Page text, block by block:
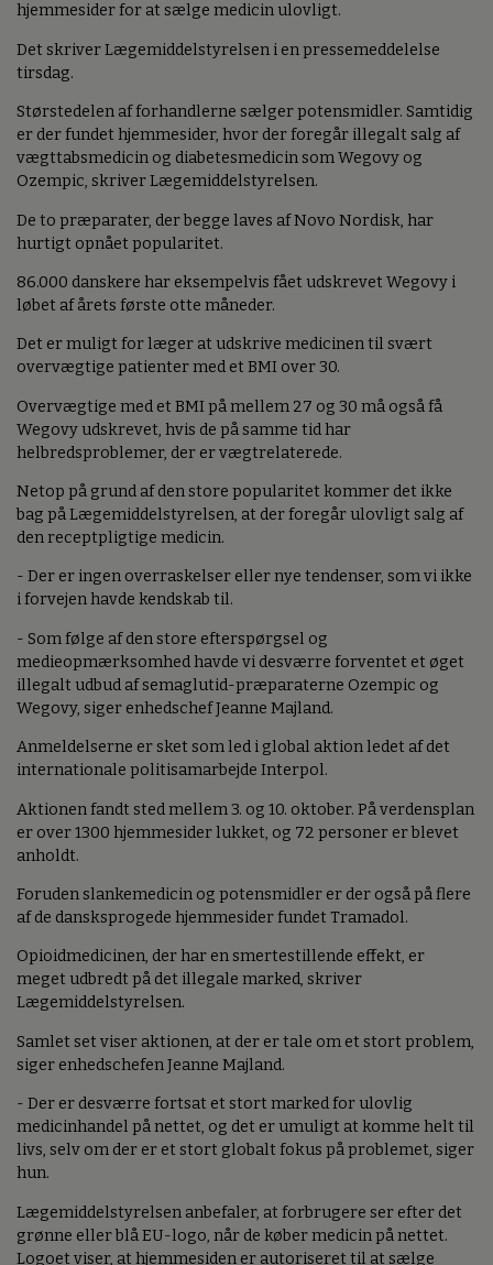
hjemmesider for at sælge medicin ulovligt.
Det skriver Lægemiddelstyrelsen i en pressemeddelelse
tirsdag.
Størstedelen af forhandlerne sælger potensmidler. Samtidig
er der fundet hjemmesider, hvor der foregår illegalt salg af
vægttabsmedicin og diabetesmedicin som Wegovy og
Ozempic, skriver Lægemiddelstyrelsen.
De to præparater, der begge laves af Novo Nordisk, har
hurtigt opnået popularitet.
86.000 danskere har eksempelvis fået udskrevet Wegovy i
løbet af årets første otte måneder.
Det er muligt for læger at udskrive medicinen til svært
overvægtige patienter med et BMI over 30.
Overvægtige med et BMI på mellem 27 og 30 må også få
Wegovy udskrevet, hvis de på samme tid har
helbredsproblemer, der er vægtrelaterede.
Netop på grund af den store popularitet kommer det ikke
bag på Lægemiddelstyrelsen, at der foregår ulovligt salg af
den receptpligtige medicin.
- Der er ingen overraskelser eller nye tendenser, som vi ikke
i forvejen havde kendskab til.
- Som følge af den store efterspørgsel og
medieopmærksomhed havde vi desværre forventet et øget
illegalt udbud af semaglutid-præparaterne Ozempic og
Wegovy, siger enhedschef Jeanne Majland.
Anmeldelserne er sket som led i global aktion ledet af det
internationale politisamarbejde Interpol.
Aktionen fandt sted mellem 3. og 10. oktober. På verdensplan
er over 1300 hjemmesider lukket, og 72 personer er blevet
anholdt.
Foruden slankemedicin og potensmidler er der også på flere
af de dansksprogede hjemmesider fundet Tramadol.
Opioidmedicinen, der har en smertestillende effekt, er
meget udbredt på det illegale marked, skriver
Lægemiddelstyrelsen.
Samlet set viser aktionen, at der er tale om et stort problem,
siger enhedschefen Jeanne Majland.
- Der er desværre fortsat et stort marked for ulovlig
medicinhandel på nettet, og det er umuligt at komme helt til
livs, selv om der er et stort globalt fokus på problemet, siger
hun.
Lægemiddelstyrelsen anbefaler, at forbrugere ser efter det
grønne eller blå EU-logo, når de køber medicin på nettet.
Logoet viser, at hjemmesiden er autoriseret til at sælge